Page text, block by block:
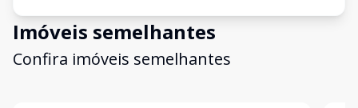
Imóveis semelhantes
Confira imóveis semelhantes